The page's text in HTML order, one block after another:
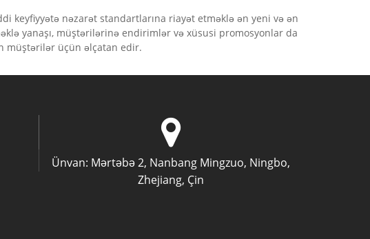
keyfiyyətə nəzarət standartlarına riayət etməklə ən yeni və ən
yanaşı, müştərilərinə endirimlər və xüsusi promosyonlar da
müştərilər üçün əlçatan edir.
Ünvan: Mərtəbə 2, Nanbang Mingzuo, Ningbo,
Zhejiang, Çin